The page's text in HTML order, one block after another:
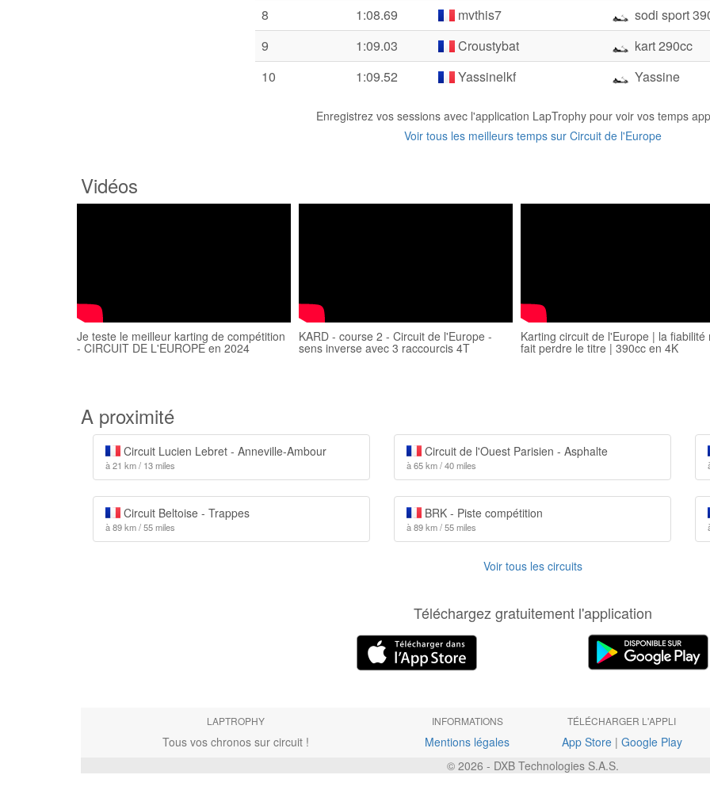
8
1:08.69 mvthis7
sodi sport
9
1:09.03 Croustybat
kart 290cc
10
1:09.52 Yassinelkf Yassine
Enregistrez vos sessions avec l'application LapTrophy pour voir vos temps
Voir tous les meilleurs temps sur Circuit de l'Europe
Vidéos
Je teste le meilleur karting de compétition
- CIRCUIT DE L'EUROPE en 2024
KARD - course 2 - Circuit de l'Europe -
sens inverse avec 3 raccourcis 4T
Karting circuit de l'Europe | la fiabilité
fait perdre le titre | 390cc en 4K
A proximité
Circuit Lucien Lebret - Anneville-Ambour
à 21 km / 13 miles
Circuit de l'Ouest Parisien - Asphalte
à 65 km / 40 miles
Circuit Beltoise - Trappes
à 89 km / 55 miles
BRK - Piste compétition
à 89 km / 55 miles
Voir tous les circuits
Téléchargez gratuitement l'application
LAPTROPHY
Tous vos chronos sur circuit !
INFORMATIONS
Mentions légales
TÉLÉCHARGER L'APPLI
App Store| Google Play
© 2026 - DXB Technologies S.A.S.